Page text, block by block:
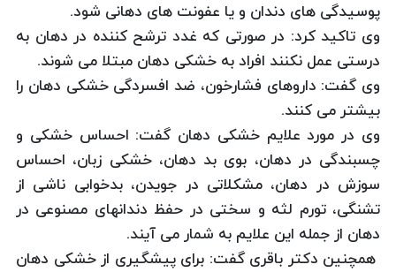
پوسیدگی های دندان و یا عفونت های دهانی شود.
وی تاكید كرد: در صورتی كه غدد ترشح كننده در دهان به
درستی عمل نكنند افراد به خشكی دهان مبتلا می شوند.
وی گفت: داروهای فشارخون، ضد افسردگی خشكی دهان را
بیشتر می كنند.
وی در مورد علایم خشكی دهان گفت: احساس خشكی و
چسبندگی در دهان، بوی بد دهان، خشكی زبان، احساس
سوزش در دهان، مشكلاتی در جویدن، بدخوابی ناشی از
تشنگی، تورم لثه و سختی در حفظ دندانهای مصنوعی در
دهان از جمله این علایم به شمار می آیند.
همچنین دكتر باقری گفت: برای پیشگیری از خشكی دهان